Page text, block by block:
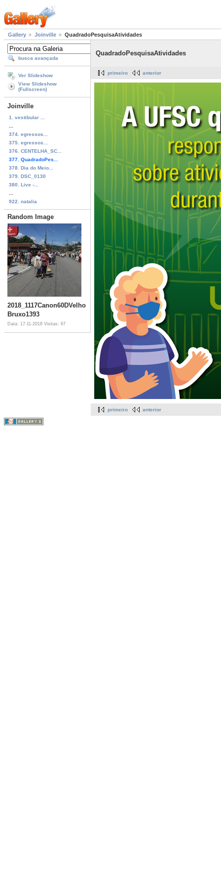
Gallery Joinville QuadradoPesquisaAtividades
busca avançada
Ver Slideshow
View Slideshow
(Fullscreen)
Joinville
1. vestibular ...
374. egressos...
375. egressos...
376. CENTELHA_SC...
377. QuadradoPes...
378. Dia do Meio...
379. DSC_0130
380. Live -...
922. natalia
Random Image
2018_1117Canon60DVelho
Bruxo1393
Data: 17-11-2018 Visitas: 67
QuadradoPesquisaAtividades
primeiro anterior
primeiro anterior